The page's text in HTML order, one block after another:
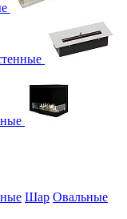
Шар Овальные